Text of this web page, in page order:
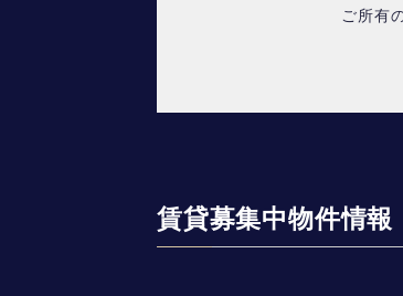
ご所有
賃貸募集中物件情報